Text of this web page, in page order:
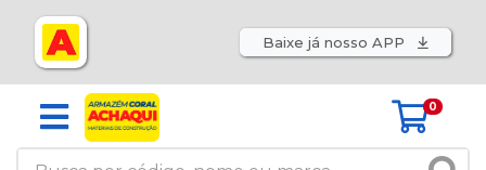
Baixe já nosso APP
0